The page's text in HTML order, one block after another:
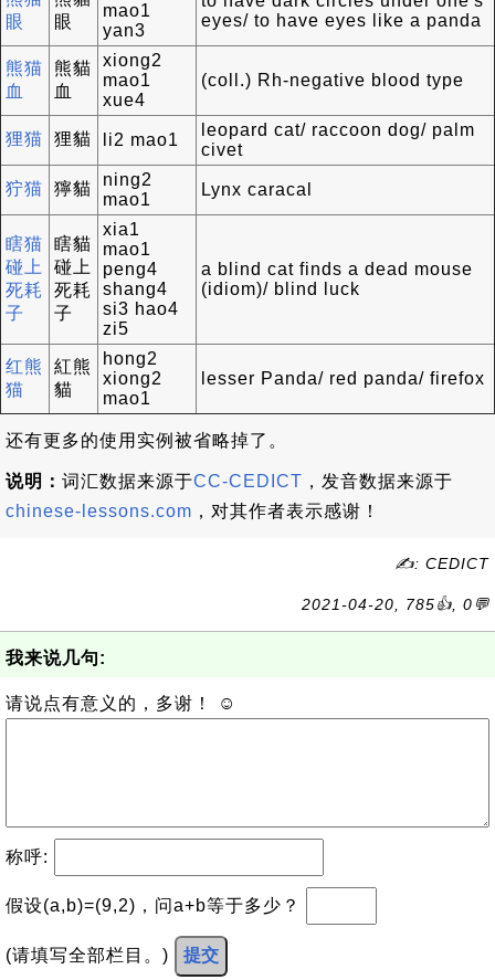
眼
眼
mao1
yan3
eyes/ to have eyes like a panda
熊猫
血
熊貓
血
xiong2
mao1
xue4
(coll.) Rh-negative blood type
狸猫 狸貓 li2 mao1
leopard cat/ raccoon dog/ palm
civet
狞猫 獰貓
ning2
mao1
Lynx caracal
瞎猫
碰上
死耗
子
瞎貓
碰上
死耗
子
xia1
mao1
peng4
shang4
si3 hao4
zi5
a blind cat finds a dead mouse
(idiom)/ blind luck
红熊
猫
紅熊
貓
hong2
xiong2
mao1
lesser Panda/ red panda/ firefox
还有更多的使用实例被省略掉了。
说明： 词汇数据来源于CC-CEDICT ，发音数据来源于
chinese-lessons.com ，对其作者表示感谢！
✍: CEDICT
2021-04-20, 785👍, 0💬
我来说几句:
请说点有意义的，多谢！ ☺
称呼:
假设(a,b)=(9,2)，问a+b等于多少？
(请填写全部栏目。) 提交